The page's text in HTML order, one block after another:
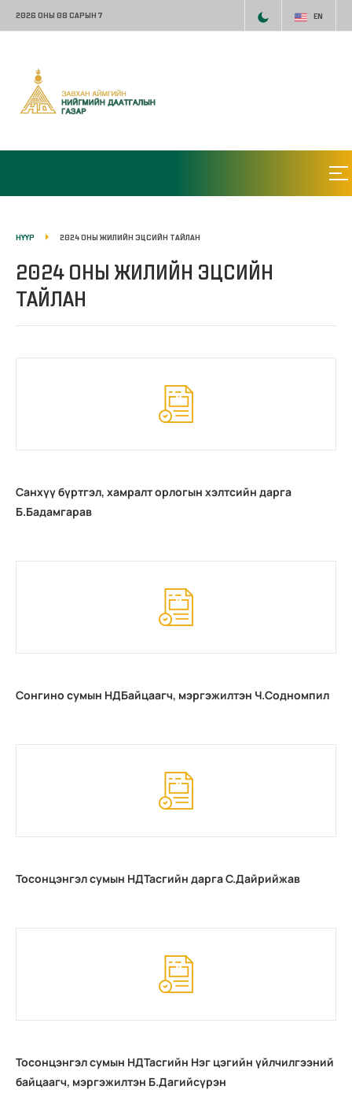
2026 ОНЫ 08 САРЫН 7 EN
НҮҮР 2024 ОНЫ ЖИЛИЙН ЭЦСИЙН ТАЙЛАН
2024 ОНЫ ЖИЛИЙН ЭЦСИЙН
ТАЙЛАН
Санхүү бүртгэл, хамралт орлогын хэлтсийн дарга
Б.Бадамгарав
Сонгино сумын НДБайцаагч, мэргэжилтэн Ч.Содномпил
Тосонцэнгэл сумын НДТасгийн дарга С.Дайрийжав
Тосонцэнгэл сумын НДТасгийн Нэг цэгийн үйлчилгээний
байцаагч, мэргэжилтэн Б.Дагийсүрэн